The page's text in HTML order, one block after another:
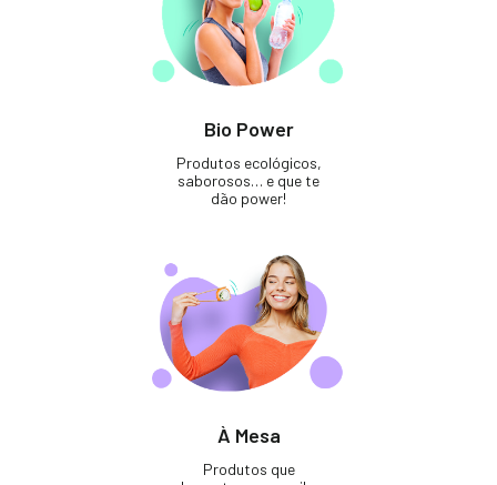
Bio Power
Produtos ecológicos,
saborosos… e que te
dão power!
À Mesa
Produtos que